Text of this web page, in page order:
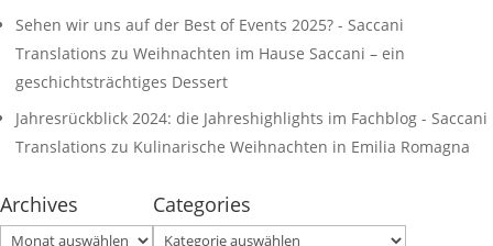
Sehen wir uns auf der Best of Events 2025? - Saccani
Translations zu Weihnachten im Hause Saccani – ein
geschichtsträchtiges Dessert
Jahresrückblick 2024: die Jahreshighlights im Fachblog - Saccani
Translations zu Kulinarische Weihnachten in Emilia Romagna
Archives
Archives
Categories
Categories